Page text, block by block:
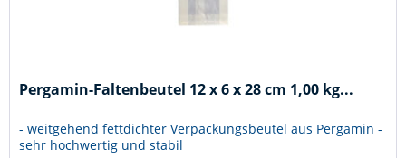
Pergamin-Faltenbeutel 12 x 6 x 28 cm 1,00 kg...
- weitgehend fettdichter Verpackungsbeutel aus Pergamin -
sehr hochwertig und stabil